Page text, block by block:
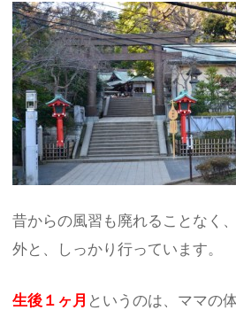
昔からの風習も廃れることなく
外と、しっかり行っています。
生後１ヶ月 というのは、ママの